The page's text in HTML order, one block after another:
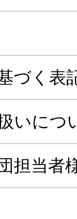
づく表
いにつ
担当者